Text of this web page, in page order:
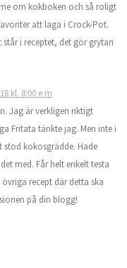
om kokboken och så roligt
att laga i Crock-Pot.
i receptet, det gör grytan
kl. 8:00 e m
Jag är verkligen riktigt
Fritata tänkte jag. Men inte i
stod kokosgrädde. Hade
med. Får helt enkelt testa
recept där detta ska
på din blogg!